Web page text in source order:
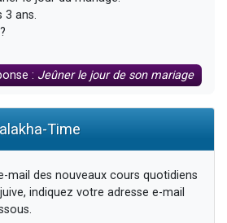
3 ans.
: Jeûner le jour de son mariage
Time
mail des nouveaux cours quotidiens
indiquez votre adresse e-mail